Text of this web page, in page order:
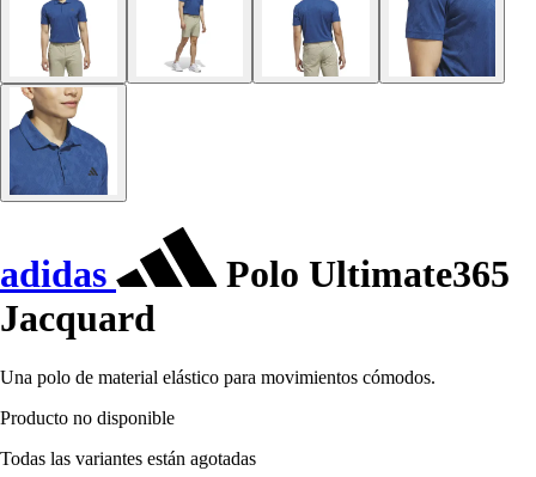
adidas
Polo Ultimate365
Jacquard
Una polo de material elástico para movimientos cómodos.
Producto no disponible
Todas las variantes están agotadas